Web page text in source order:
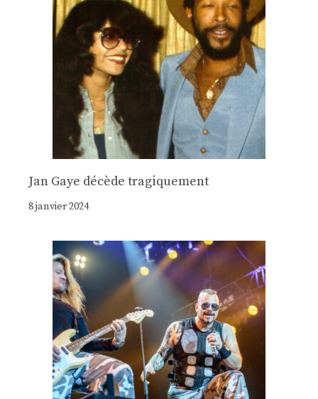
Jan Gaye décède tragiquement
8 janvier 2024